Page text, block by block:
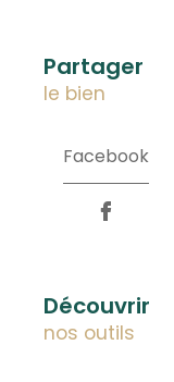
partager
le bien
Facebook
découvrir
nos outils